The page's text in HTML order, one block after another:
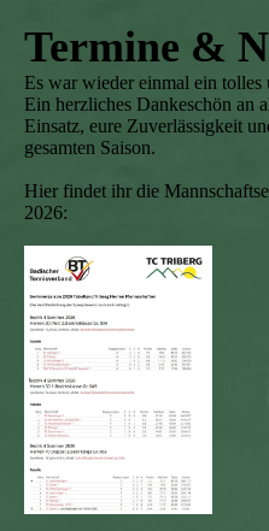
Termine &
Es war wieder einmal ein
Ein herzliches Dankeschön an
Einsatz, eure Zuverlässigkeit
gesamten Saison.
Hier findet ihr die
2026: